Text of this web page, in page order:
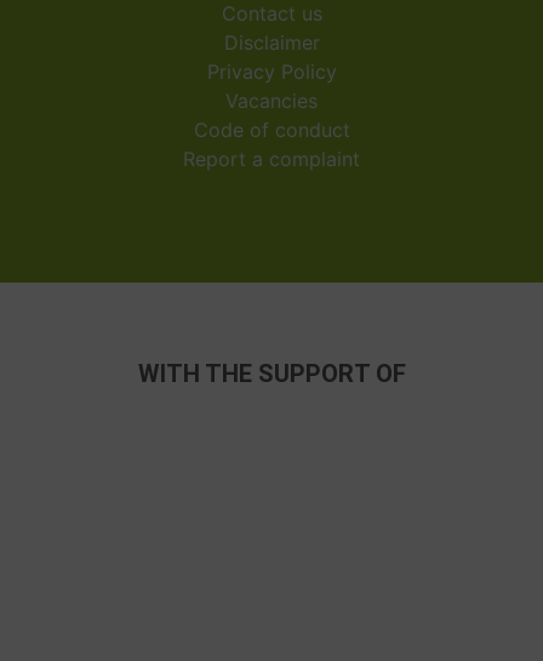
Contact us
Disclaimer
Privacy Policy
Vacancies
Code of conduct
Report a complaint
WITH THE SUPPORT OF